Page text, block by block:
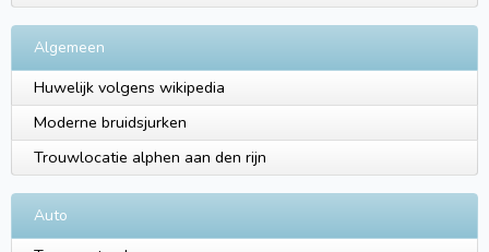
Algemeen
Huwelijk volgens wikipedia
Moderne bruidsjurken
Trouwlocatie alphen aan den rijn
Auto